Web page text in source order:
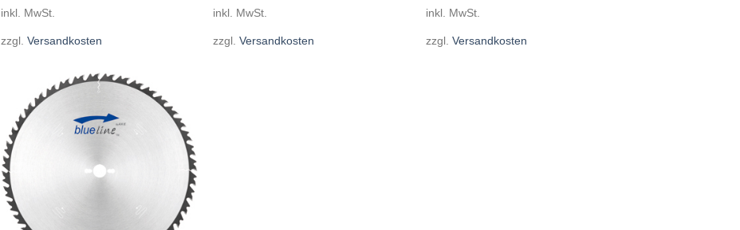
inkl. MwSt.
zzgl. Versandkosten
inkl. MwSt.
zzgl.Versandkosten
inkl. MwSt.
zzgl.Versandkosten